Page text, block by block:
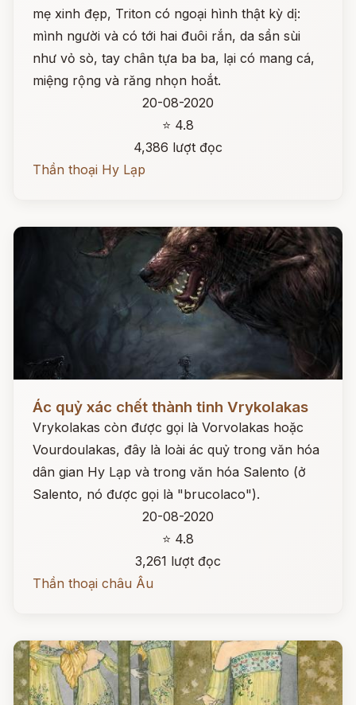
mẹ xinh đẹp, Triton có ngoại hình thật kỳ dị:
mình người và có tới hai đuôi rắn, da sần sùi
như vỏ sò, tay chân tựa ba ba, lại có mang cá,
miệng rộng và răng nhọn hoắt.
20-08-2020
⭐ 4.8
4,386 lượt đọc
Thần thoại Hy Lạp
Đọc ngay
Ác quỷ xác chết thành tinh Vrykolakas
Vrykolakas còn được gọi là Vorvolakas hoặc
Vourdoulakas, đây là loài ác quỷ trong văn hóa
dân gian Hy Lạp và trong văn hóa Salento (ở
Salento, nó được gọi là "brucolaco").
20-08-2020
⭐ 4.8
3,261 lượt đọc
Thần thoại châu Âu